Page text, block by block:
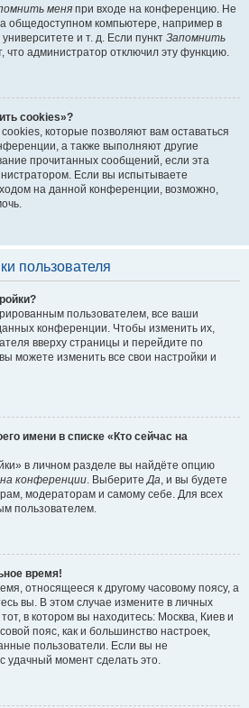
меня при входе на конференцию. Не
общедоступном компьютере, например в
и т. д. Если пункт Запомнить
что администратор отключил эту функцию.
cookies»?
которые позволяют вам оставаться
а также выполняют другие
прочитанных сообщений, если эта
Если вы испытываете
на данной конференции, возможно,
пользователя
пользователем, все ваши
конференции. Чтобы изменить их,
вверху страницы и перейдите по
можете изменить все свои настройки и
имени в списке «Кто сейчас на
в личном разделе вы найдёте опцию
конференции. ВыберитеДа, и вы будете
модераторам и самому себе. Для всех
пользователем.
время!
относящееся к другому часовому поясу, а
вы. В этом случае измените в личных
в котором вы находитесь: Москва, Киев и
пояс, как и большинство настроек,
пользователи. Если вы не
удачный момент сделать это.